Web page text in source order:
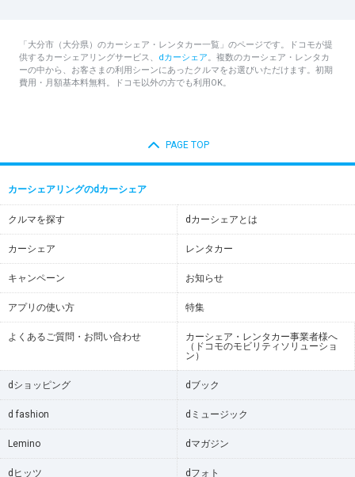
「大分市（大分県）のカーシェア・レンタカー一覧」のページです。ドコモが提
供するカーシェアリングサービス、 dカーシェア。複数のカーシェア・レンタカ
ーの中から、お客さまの利用シーンにあったクルマをお選びいただけます。初期
費用・月額基本料無料。ドコモ以外の方でも利用OK。
PAGE TOP
カーシェアリングのdカーシェア
クルマを探す dカーシェアとは
カーシェア レンタカー
キャンペーン お知らせ
アプリの使い方 特集
よくあるご質問・お問い合わせ
カーシェア・レンタカー事業者様へ
（ドコモのモビリティソリューショ
ン）
dショッピング dブック
d fashion dミュージック
Lemino dマガジン
dヒッツ dフォト